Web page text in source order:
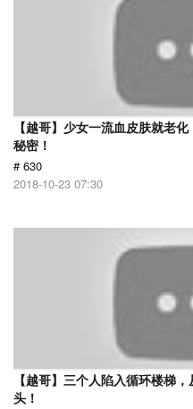
【越哥】少女一流血皮肤就老
秘密！
# 630
2018-10-23 07:30
【越哥】三个人陷入循环楼梯
头！